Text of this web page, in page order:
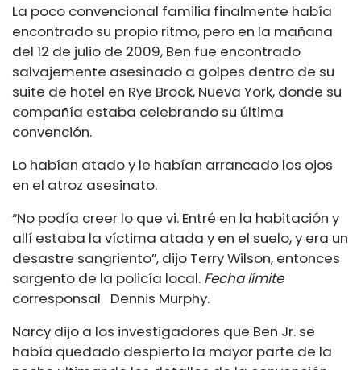
La poco convencional familia finalmente había
encontrado su propio ritmo, pero en la mañana
del 12 de julio de 2009, Ben fue encontrado
salvajemente asesinado a golpes dentro de su
suite de hotel en Rye Brook, Nueva York, donde su
compañía estaba celebrando su última
convención.
Lo habían atado y le habían arrancado los ojos
en el atroz asesinato.
“No podía creer lo que vi. Entré en la habitación y
allí estaba la víctima atada y en el suelo, y era un
desastre sangriento”, dijo Terry Wilson, entonces
sargento de la policía local. Fecha límite
corresponsal Dennis Murphy.
Narcy dijo a los investigadores que Ben Jr. se
había quedado despierto la mayor parte de la